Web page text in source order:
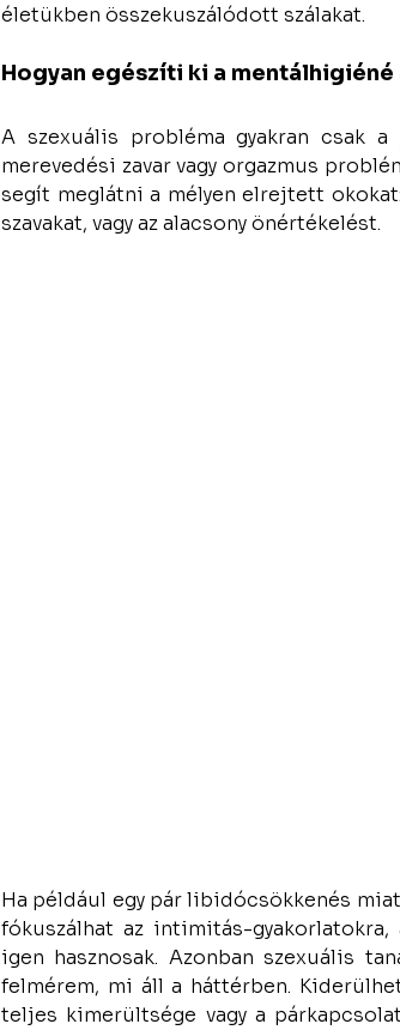
életükben összekuszálódott szálakat.
Hogyan egészíti ki a mentálhigiéné
A szexuális probléma gyakran csak
merevedési zavar vagy orgazmus
segít meglátni a mélyen elrejtett
szavakat, vagy az alacsony önértékelést.
Ha például egy pár libidócsökkenés
fókuszálhat az intimitás-
igen hasznosak. Azonban szexuális
felmérem, mi áll a háttérben.
teljes kimerültsége vagy a